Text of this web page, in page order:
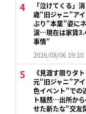
「泣けてくる」
歳“旧ジャニ”ア
ぶり“本業”姿に
涙…現在は家賃
事情”
2026/08/06 19:10
《見渡す限りタト
元“旧ジャニ”ア
色イベント”での
ト騒然…出所か
せた新たな“交友